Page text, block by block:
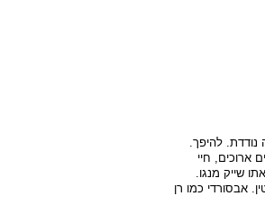
נודדת. להיפך.
ארוכים, חיי
שייק מנגו.
אבסורדי כמו רן